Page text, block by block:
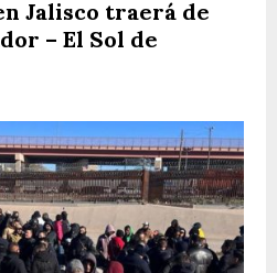
Jalisco traerá de
– El Sol de